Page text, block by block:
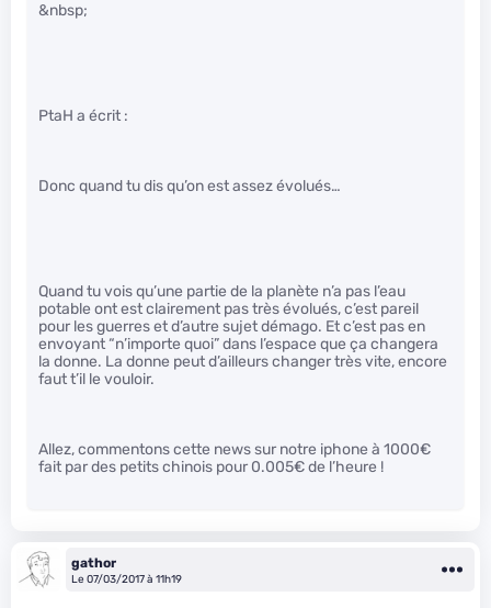
&nbsp;
PtaH a écrit :
Donc quand tu dis qu’on est assez évolués…
Quand tu vois qu’une partie de la planète n’a pas l’eau
potable ont est clairement pas très évolués, c’est pareil
pour les guerres et d’autre sujet démago. Et c’est pas en
envoyant “n’importe quoi” dans l’espace que ça changera
la donne. La donne peut d’ailleurs changer très vite, encore
faut t’il le vouloir.
Allez, commentons cette news sur notre iphone à 1000€
fait par des petits chinois pour 0.005€ de l’heure !
gathor
Le 07/03/2017 à 11h19